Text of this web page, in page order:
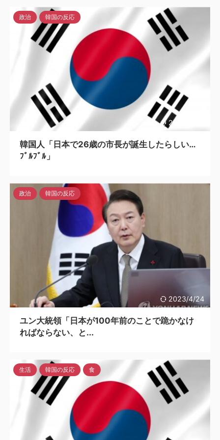
2023/4/24
政治 韓国の反応
韓国人「日本で26歳の市長が誕生したらしい…
ﾌﾞﾙﾌﾞﾙ」
2023/4/24
政治 韓国の反応
ユン大統領「日本が100年前のことで跪かなけ
ればならない、と...
生活 韓国の反応 食